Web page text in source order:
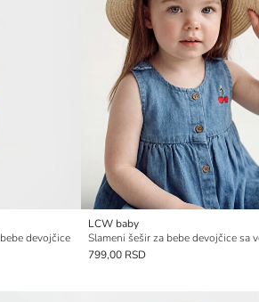
devojčice
LCW baby
799,00 RSD